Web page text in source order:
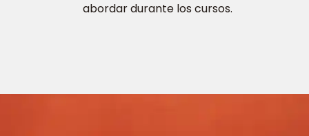
abordar durante los cursos.